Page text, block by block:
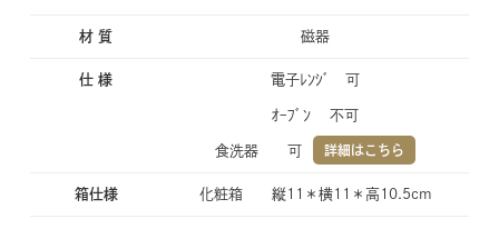
材 質 磁器
仕 様 電子ﾚﾝｼﾞ 可
ｵｰﾌﾞﾝ 不可
食洗器 可 詳細はこちら
箱仕様 化粧箱 縦11＊横11＊高10.5cm